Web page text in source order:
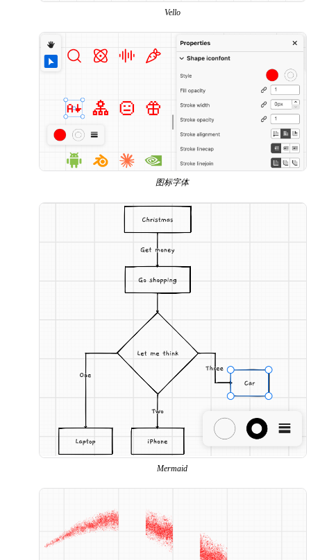
Vello
图标字体
Mermaid